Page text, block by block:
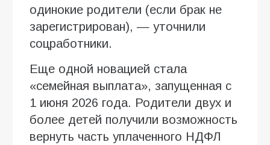
одинокие родители (если брак не
зарегистрирован), — уточнили
соцработники.
Еще одной новацией стала
«семейная выплата», запущенная с
1 июня 2026 года. Родители двух и
более детей получили возможность
вернуть часть уплаченного НДФЛ